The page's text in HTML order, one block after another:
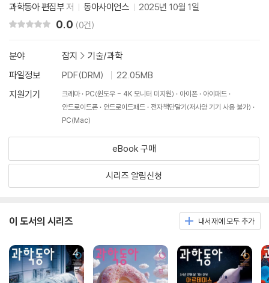
과학동아 편집부저 동아사이언스 2025년 10월 1일
0.0 (0건)
분야 잡지 > 기술/과학
파일정보
PDF(DRM)
22.05MB
지원기기
크레마 PC(윈도우 - 4K 모니터 미지원) 아이폰
아이패드
안드로이드폰
안드로이드패드
전자책단말기(저사양 기기 사용 불가)
PC(Mac)
eBook 구매
시리즈 알림신청
이 도서의 시리즈 내서재에 모두 추가